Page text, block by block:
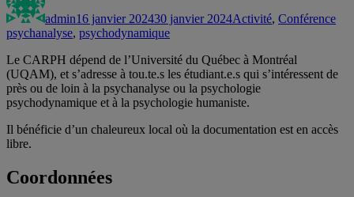
admin16 janvier 202430 janvier 2024Activité, Conférence
psychanalyse, psychodynamique
Le CARPH dépend de l’Université du Québec à Montréal
(UQAM), et s’adresse à tou.te.s les étudiant.e.s qui s’intéressent de
près ou de loin à la psychanalyse ou la psychologie
psychodynamique et à la psychologie humaniste.
Il bénéficie d’un chaleureux local où la documentation est en accès
libre.
Coordonnées